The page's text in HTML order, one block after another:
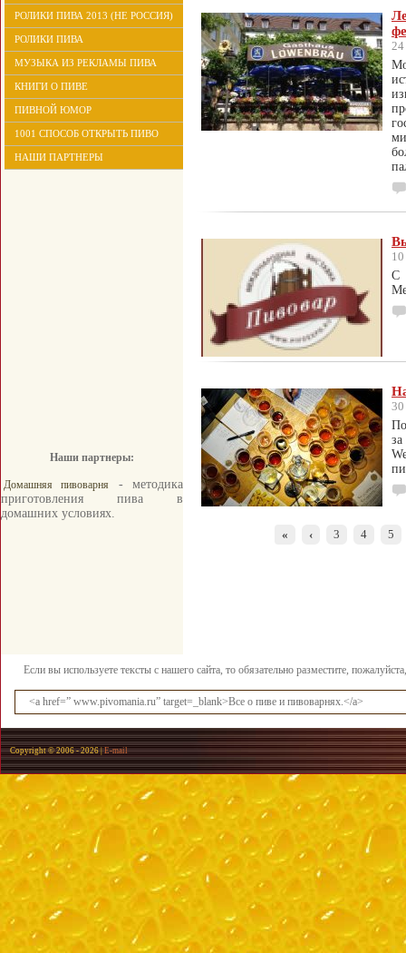
РОЛИКИ ПИВА 2013 (НЕ РОССИЯ)
РОЛИКИ ПИВА
МУЗЫКА ИЗ РЕКЛАМЫ ПИВА
КНИГИ О ПИВЕ
ПИВНОЙ ЮМОР
1001 СПОСОБ ОТКРЫТЬ ПИВО
НАШИ ПАРТНЕРЫ
Наши партнеры:
Домашняя пивоварня
- методика
приготовления пива в
домашних условиях.
24
С
30
« ‹ 3 4 5
Если вы используете тексты с нашего сайта, то обязательно разместите,
<a href=” www.pivomania.ru” target=_blank>Все о пиве и пивоварнях.</a>
Copyright © 2006 -2026 |E-mail